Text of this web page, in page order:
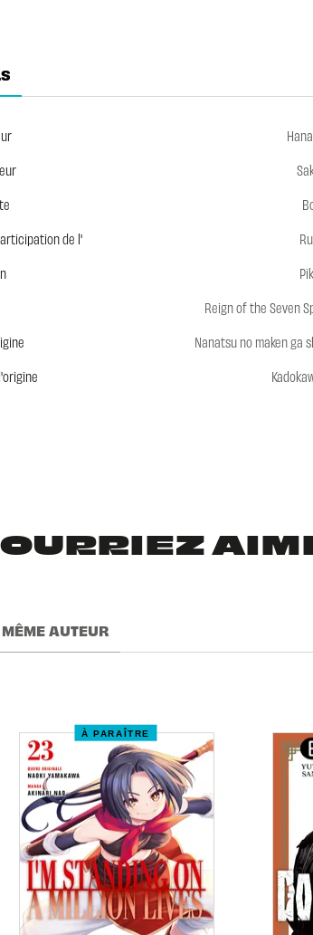
de l'
Reign of the Seven
Nanatsu no maken ga
MÊME AUTEUR
À PARAÎTRE